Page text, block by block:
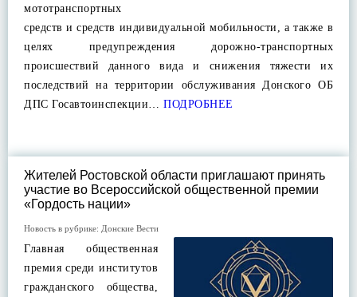
мототранспортных
средств и средств индивидуальной мобильности, а также в
целях предупреждения дорожно-транспортных
происшествий данного вида и снижения тяжести их
последствий на территории обслуживания Донского ОБ
ДПС Госавтоинспекции… ПОДРОБНЕЕ
Жителей Ростовской области приглашают принять
участие во Всероссийской общественной премии
«Гордость нации»
Новость в рубрике: Донские Вести
Главная общественная
премия среди институтов
гражданского общества,